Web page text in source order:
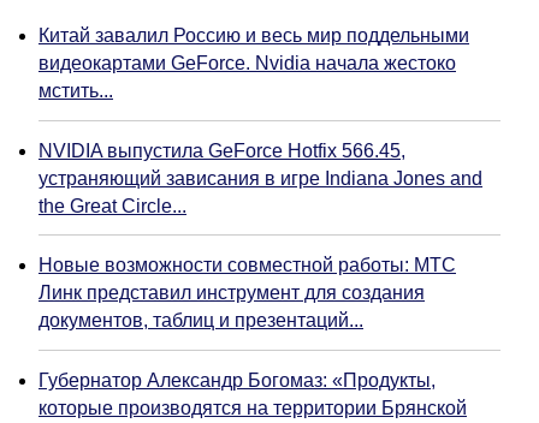
Китай завалил Россию и весь мир поддельными
видеокартами GeForce. Nvidia начала жестоко
мстить...
NVIDIA выпустила GeForce Hotfix 566.45,
устраняющий зависания в игре Indiana Jones and
the Great Circle...
Новые возможности совместной работы: МТС
Линк представил инструмент для создания
документов, таблиц и презентаций...
Губернатор Александр Богомаз: «Продукты,
которые производятся на территории Брянской